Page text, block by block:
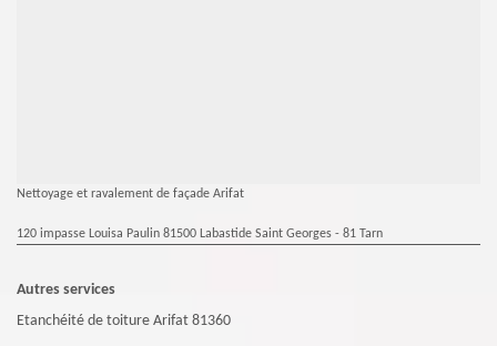
Nettoyage et ravalement de façade Arifat
120 impasse Louisa Paulin 81500 Labastide Saint Georges - 81 Tarn
Autres services
Etanchéité de toiture Arifat 81360